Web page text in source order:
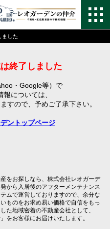
ました
終了しました
・Google等）で
については、
すので、 予めご了承下さい。
ントップページ
をお探しなら、株式会社レオガーデ
から入居後のアフターメンテナンス
ムで運営しておりますので、余分な
ものをお求め易い価格で自信をもっ
た地域密着の不動産会社として、
をお客様にお届けいたします。